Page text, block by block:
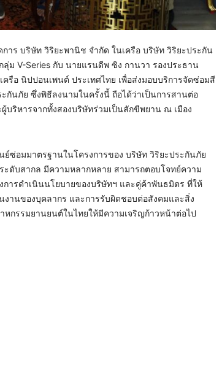
าร บริษัท วิริยะพานิช จำกัด ในเครือ บริษัท วิริยะประกัน
V-Series กับ นายแรนดีพ ซิง กานวา รองประธาน
รือ นิปปอนเพนต์ ประเทศไทย เพื่อส่งมอบบริการจัดซ่อมสี
กันภัย ซึ่งพิธีลงนามในครั้งนี้ ถือได้ว่าเป็นการสานต่อ
บริหารจากทั้งสองบริษัทร่วมเป็นสักขีพยาน ณ เมือง
ซ่อมมาตรฐานในโครงการของ บริษัท วิริยะประกันภัย
บสากล มีความหลากหลาย สามารถตอบโจทย์ความ
การดำเนินนโยบายของบริษัทฯ และคู่ค้าพันธมิตร ที่ให้
านของบุคลากร และการรับผิดชอบต่อสังคมและสิ่ง
กรรมยานยนต์ในไทยให้มีความเจริญก้าวหน้าต่อไป